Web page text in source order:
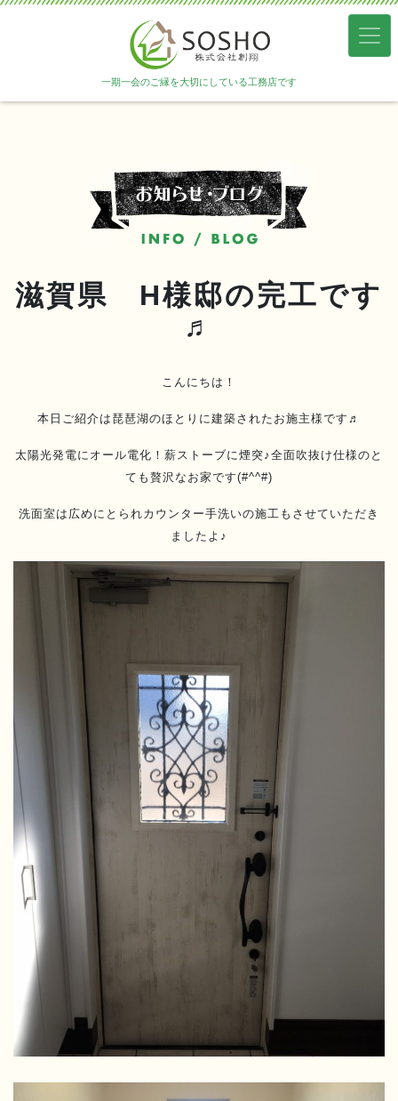
一期一会のご縁を大切にしている工務店です
滋賀県 H様邸の完工です
♬
こんにちは！
本日ご紹介は琵琶湖のほとりに建築されたお施主様です♬
太陽光発電にオール電化！薪ストーブに煙突♪全面吹抜け仕様のと
ても贅沢なお家です(#^^#)
洗面室は広めにとられカウンター手洗いの施工もさせていただき
ましたよ♪